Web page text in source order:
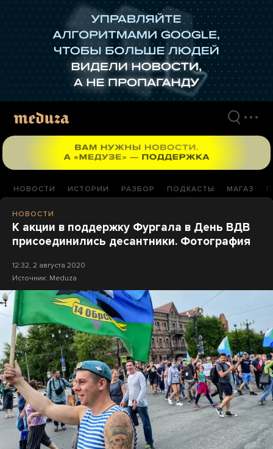
НОВОСТИ ИСТОРИИ РАЗБОР ПОДКАСТЫ МАГАЗ
НОВОСТИ
К акции в поддержку Фургала в День ВДВ
присоединились десантники. Фотография
12:32, 2 августа 2020
Источник: Meduza